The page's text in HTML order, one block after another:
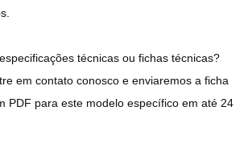
técnicas ou fichas técnicas?
em contato conosco e enviaremos a ficha
PDF para este modelo específico em até 24